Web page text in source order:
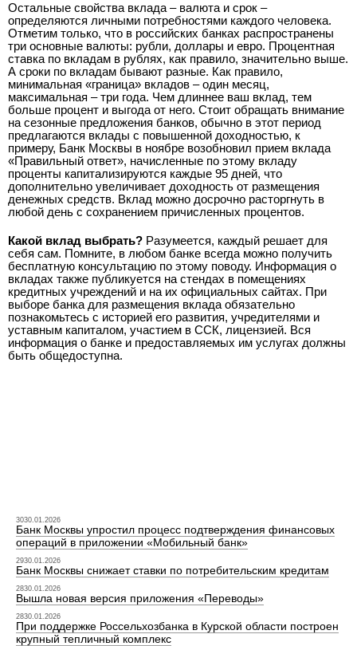
Остальные свойства вклада – валюта и срок –
определяются личными потребностями каждого человека.
Отметим только, что в российских банках распространены
три основные валюты: рубли, доллары и евро. Процентная
ставка по вкладам в рублях, как правило, значительно выше.
А сроки по вкладам бывают разные. Как правило,
минимальная «граница» вкладов – один месяц,
максимальная – три года. Чем длиннее ваш вклад, тем
больше процент и выгода от него. Стоит обращать внимание
на сезонные предложения банков, обычно в этот период
предлагаются вклады с повышенной доходностью, к
примеру, Банк Москвы в ноябре возобновил прием вклада
«Правильный ответ», начисленные по этому вкладу
проценты капитализируются каждые 95 дней, что
дополнительно увеличивает доходность от размещения
денежных средств. Вклад можно досрочно расторгнуть в
любой день с сохранением причисленных процентов.
Какой вклад выбрать? Разумеется, каждый решает для
себя сам. Помните, в любом банке всегда можно получить
бесплатную консультацию по этому поводу. Информация о
вкладах также публикуется на стендах в помещениях
кредитных учреждений и на их официальных сайтах. При
выборе банка для размещения вклада обязательно
познакомьтесь с историей его развития, учредителями и
уставным капиталом, участием в ССК, лицензией. Вся
информация о банке и предоставляемых им услугах должны
быть общедоступна.
3030.01.2026
Банк Москвы упростил процесс подтверждения финансовых
операций в приложении «Мобильный банк»
2930.01.2026
Банк Москвы снижает ставки по потребительским кредитам
2830.01.2026
Вышла новая версия приложения «Переводы»
2830.01.2026
При поддержке Россельхозбанка в Курской области построен
крупный тепличный комплекс